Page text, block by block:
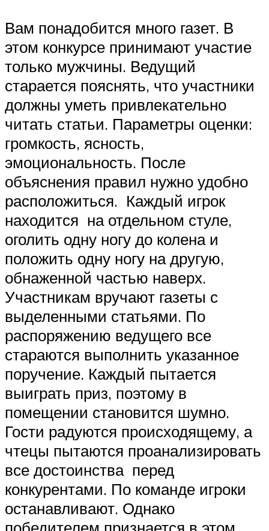
Вам понадобится много газет. В
этом конкурсе принимают участие
только мужчины. Ведущий
старается пояснять, что участники
должны уметь привлекательно
читать статьи. Параметры оценки:
громкость, ясность,
эмоциональность. После
объяснения правил нужно удобно
расположиться. Каждый игрок
находится на отдельном стуле,
оголить одну ногу до колена и
положить одну ногу на другую,
обнаженной частью наверх.
Участникам вручают газеты с
выделенными статьями. По
распоряжению ведущего все
стараются выполнить указанное
поручение. Каждый пытается
выиграть приз, поэтому в
помещении становится шумно.
Гости радуются происходящему, а
чтецы пытаются проанализировать
все достоинства перед
конкурентами. По команде игроки
останавливают. Однако